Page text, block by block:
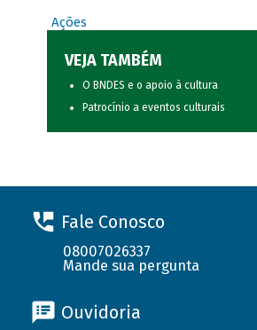
Ações
VEJA TAMBÉM
O BNDES e o apoio à cultura
Patrocínio a eventos culturais
Fale Conosco
08007026337
Mande sua pergunta
Ouvidoria